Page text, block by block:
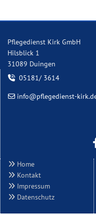
Pflegedienst Kirk GmbH
Hilsblick 1
31089 Duingen
 05181/ 3614
 info@pflegedienst-
 Home
 Kontakt
 Impressum
 Datenschutz